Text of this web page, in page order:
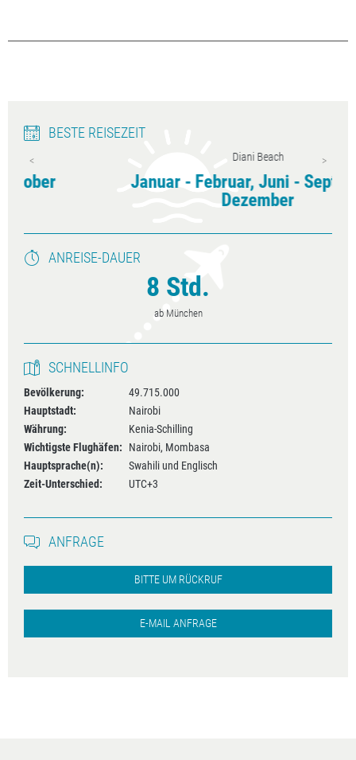
BESTE REISEZEIT
Januar - Februar, Juni - September,
ANREISE-DAUER
8 Std.
ab München
SCHNELLINFO
Bevölkerung:
49.715.000
Hauptstadt:
Nairobi
Währung:
Kenia-Schilling
Wichtigste Flughäfen: Nairobi, Mombasa
Hauptsprache(n):
Swahili und Englisch
Zeit-Unterschied:
UTC+3
ANFRAGE
BITTE UM RÜCKRUF
E-MAIL ANFRAGE